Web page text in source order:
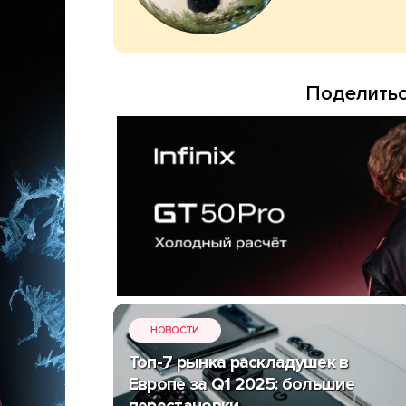
НОВОСТИ
Топ-7 рынка раскладушек в
Европе за Q1 2025: большие